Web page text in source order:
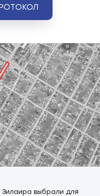
Зилаира выбрали для
под
офлайн